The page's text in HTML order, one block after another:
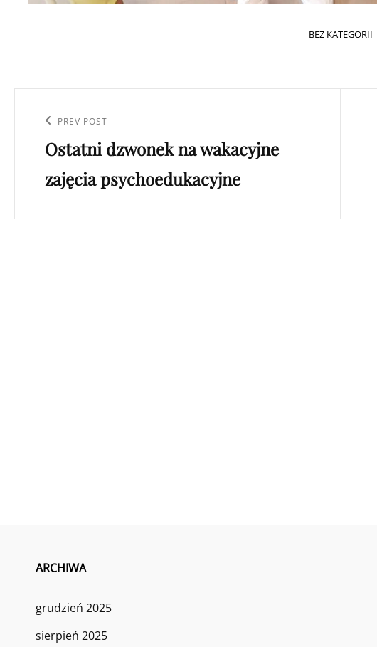
CATEGORIES
BEZ KATEGORII
wpisuPrevious
Post
PREV POST
Ostatni dzwonek na wakacyjne
zajęcia psychoedukacyjne
ARCHIWA
grudzień 2025
sierpień 2025